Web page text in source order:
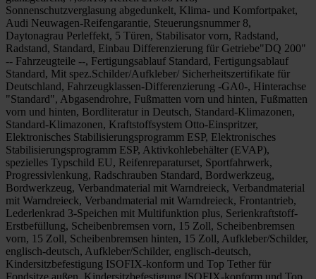
Sonnenschutzverglasung abgedunkelt, Klima- und Komfortpaket,
Audi Neuwagen-Reifengarantie, Steuerungsnummer 8,
Daytonagrau Perleffekt, 5 Türen, Stabilisator vorn, Radstand,
Radstand, Standard, Einbau Differenzierung für Getriebe"DQ 200"
-- Fahrzeugteile --, Fertigungsablauf Standard, Fertigungsablauf
Standard, Mit spez.Schilder/Aufkleber/ Sicherheitszertifikate für
Deutschland, Fahrzeugklassen-Differenzierung -GA0-, Hinterachse
"Standard", Abgasendrohre, Fußmatten vorn und hinten, Fußmatten
vorn und hinten, Bordliteratur in Deutsch, Standard-Klimazonen,
Standard-Klimazonen, Kraftstoffsystem Otto-Einspritzer,
Elektronisches Stabilisierungsprogramm ESP, Elektronisches
Stabilisierungsprogramm ESP, Aktivkohlebehälter (EVAP),
spezielles Typschild EU, Reifenreparaturset, Sportfahrwerk,
Progressivlenkung, Radschrauben Standard, Bordwerkzeug,
Bordwerkzeug, Verbandmaterial mit Warndreieck, Verbandmaterial
mit Warndreieck, Verbandmaterial mit Warndreieck, Frontantrieb,
Lederlenkrad 3-Speichen mit Multifunktion plus, Serienkraftstoff-
Erstbefüllung, Scheibenbremsen vorn, 15 Zoll, Scheibenbremsen
vorn, 15 Zoll, Scheibenbremsen hinten, 15 Zoll, Aufkleber/Schilder,
englisch-deutsch, Aufkleber/Schilder, englisch-deutsch,
Kindersitzbefestigung ISOFIX-konform und Top Tether für